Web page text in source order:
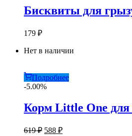
Бисквиты для
179 ₽
Нет в наличии
Подробнее
-5.00%
Корм Little One для
619₽ Первоначальная
588 ₽Текущая